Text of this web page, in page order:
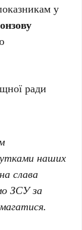
у
ради
наших
слава
ЗСУ за